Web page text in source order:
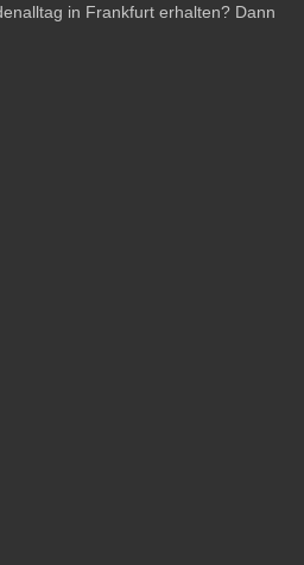
in Frankfurt erhalten? Dann